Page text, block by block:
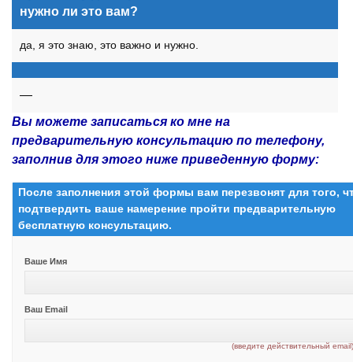
нужно ли это вам?
да, я это знаю, это важно и нужно.
—
Вы можете записаться ко мне на
предварительную консультацию по телефону,
заполнив для этого ниже приведенную форму:
После заполнения этой формы вам перезвонят для того,
подтвердить ваше намерение пройти предварительную
бесплатную консультацию.
Ваше Имя
Ваш Email
(введите действительный